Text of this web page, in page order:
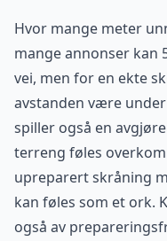
Hvor mange meter
mange annonser kan
vei, men for en ekte
avstanden være
spiller også en
terreng føles
upreparert skråning
kan føles som et ork.
også av